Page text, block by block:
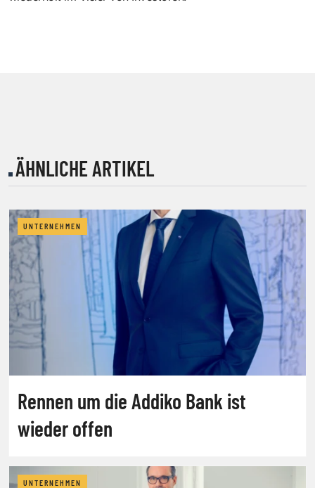
ÄHNLICHE ARTIKEL
UNTERNEHMEN
Rennen um die Addiko Bank ist
wieder offen
UNTERNEHMEN